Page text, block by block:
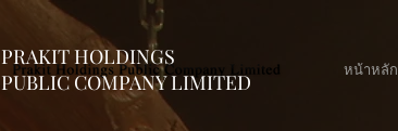
PRAKIT HOLDINGS
PUBLIC COMPANY LIMITED
หน้าหลัก